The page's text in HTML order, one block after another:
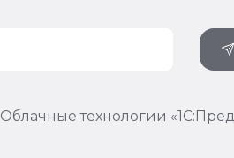
Облачные технологии